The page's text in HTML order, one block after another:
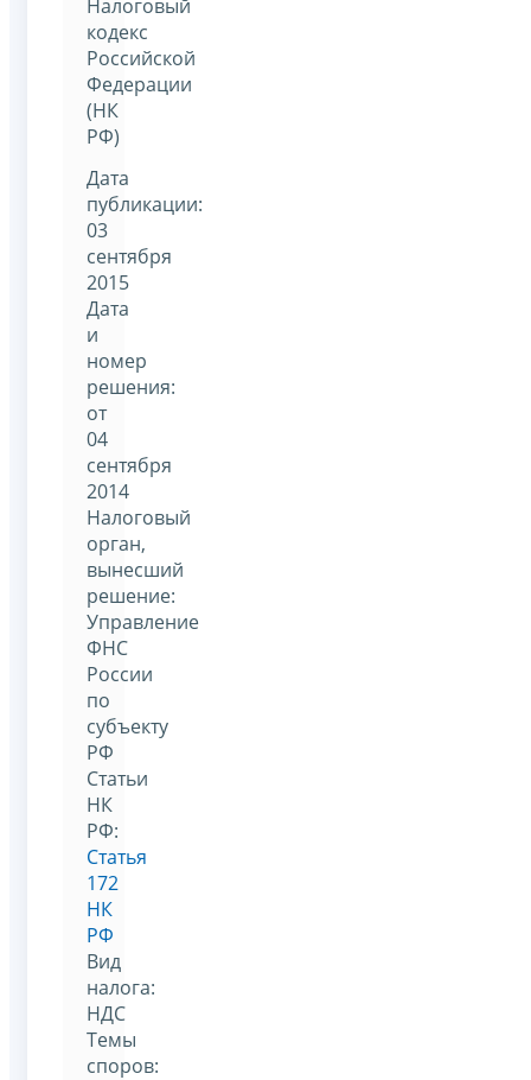
Налоговый
кодекс
Российской
Федерации
(НК
РФ)
Дата
публикации:
03
сентября
2015
Дата
и
номер
решения:
от
04
сентября
2014
Налоговый
орган,
вынесший
решение:
Управление
ФНС
России
по
субъекту
РФ
Статьи
НК
РФ:
Статья
172
НК
РФ
Вид
налога:
НДС
Темы
споров: